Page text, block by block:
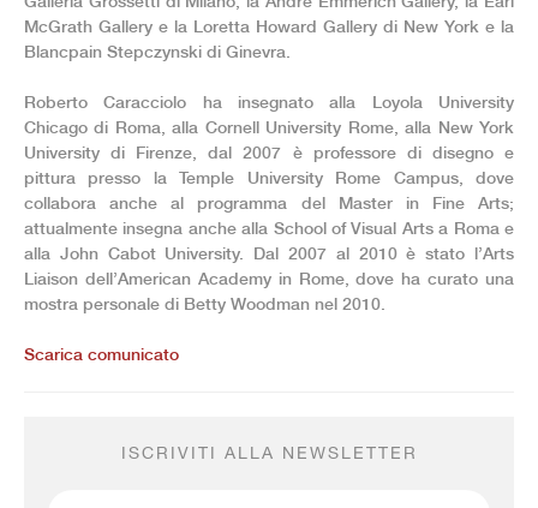
McGrath Gallery e la Loretta Howard Gallery di New York e la
Blancpain Stepczynski di Ginevra.
Roberto Caracciolo ha insegnato alla Loyola University
Chicago di Roma, alla Cornell University Rome, alla New York
University di Firenze, dal 2007 è professore di disegno e
pittura presso la Temple University Rome Campus, dove
collabora anche al programma del Master in Fine Arts;
attualmente insegna anche alla School of Visual Arts a Roma e
alla John Cabot University. Dal 2007 al 2010 è stato l’Arts
Liaison dell’American Academy in Rome, dove ha curato una
mostra personale di Betty Woodman nel 2010.
Scarica comunicato
ISCRIVITI ALLA NEWSLETTER